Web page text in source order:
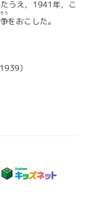
うえ，1941年，こ
う
をおこした。
）